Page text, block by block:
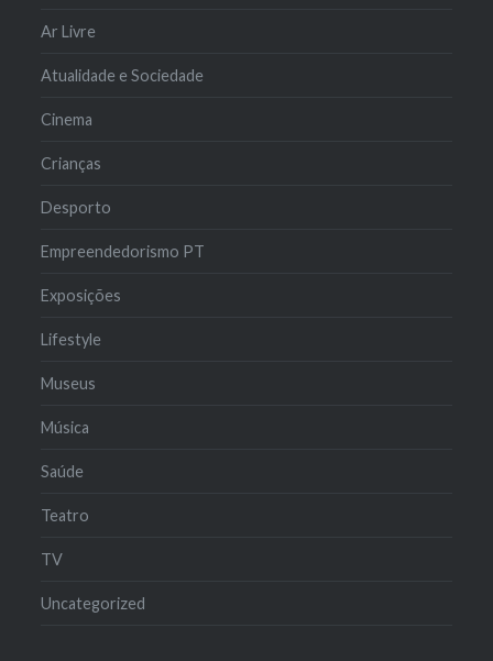
Ar Livre
Atualidade e Sociedade
Cinema
Crianças
Desporto
Empreendedorismo PT
Exposições
Lifestyle
Museus
Música
Saúde
Teatro
TV
Uncategorized